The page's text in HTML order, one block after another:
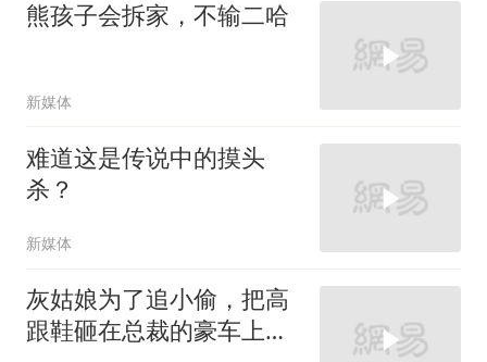
熊孩子会拆家，不输二哈
新媒体
难道这是传说中的摸头
杀？
新媒体
灰姑娘为了追小偷，把高
跟鞋砸在总裁的豪车上，